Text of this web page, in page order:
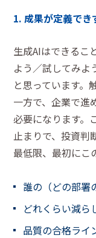
1. 成果が定義でき
生成AIはできるこ
よう／試してみよ
と思っています。
一方で、企業で進
必要になります。
止まりで、投資判
最低限、最初にこ
誰の（どの部署
どれくらい減ら
品質の合格ライ